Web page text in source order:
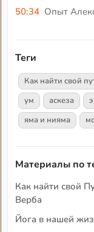
50:34 Опыт
Теги
Как найти свой
ум
аскеза
яма и нияма
Материалы по
Как найти свой
Верба
Йога в нашей